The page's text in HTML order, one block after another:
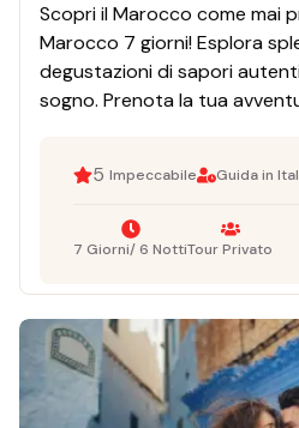
Scopri il Marocco come mai
Marocco 7 giorni! Esplora
degustazioni di sapori
sogno. Prenota la tua
5 Impeccabile Guida in
7 Giorni/ 6 NottiTour Privato